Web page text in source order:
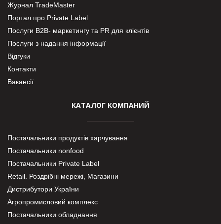
Журнал TradeMaster
Портал про Private Label
Послуги В2В- маркетингу та PR для клієнтів
Послуги з надання інформації
Відгуки
Контакти
Вакансії
КАТАЛОГ КОМПАНИЙ
Постачальники продуктів харчування
Постачальники nonfood
Постачальники Private Label
Retail. Роздрібні мережі, Магазини
Дистрибутори України
Агропромисловий комплекс
Постачальники обладнання